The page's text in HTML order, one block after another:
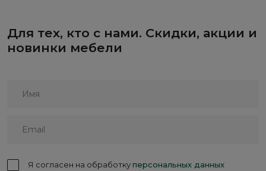
Для тех, кто с нами. Скидки, акции и
новинки мебели
Я согласен на обработкуперсональных данных